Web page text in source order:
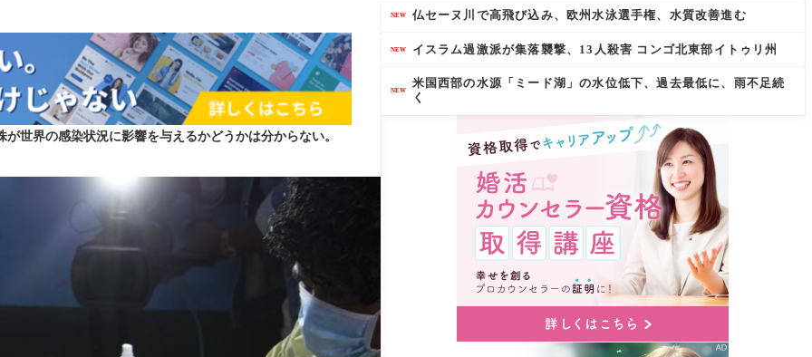
世界の感染状況に影響を与えるかどうかは分からない。
NEW 仏セーヌ川で高飛び込み、欧州水泳選手権、水質改善進む
NEW イスラム過激派が集落襲撃、13人殺害 コンゴ北東部イトゥリ州
NEW
米国西部の水源「ミード湖」の水位低下、過去最低に、雨不足続
く